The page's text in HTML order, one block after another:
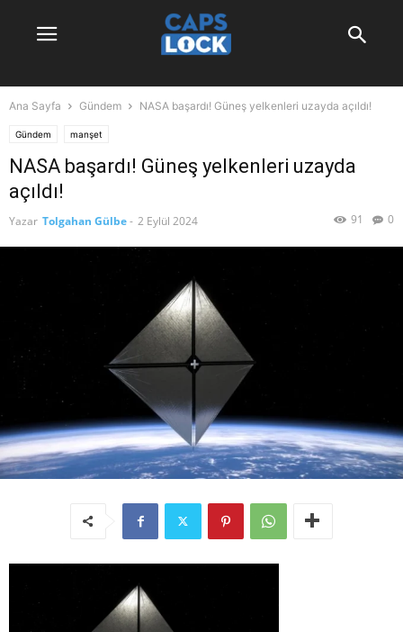
Ana Sayfa Gündem NASA başardı! Güneş yelkenleri uzayda açıldı!
Gündem manşet
NASA başardı! Güneş yelkenleri uzayda
açıldı!
Yazar Tolgahan Gülbe- 2 Eylül 2024 0
91